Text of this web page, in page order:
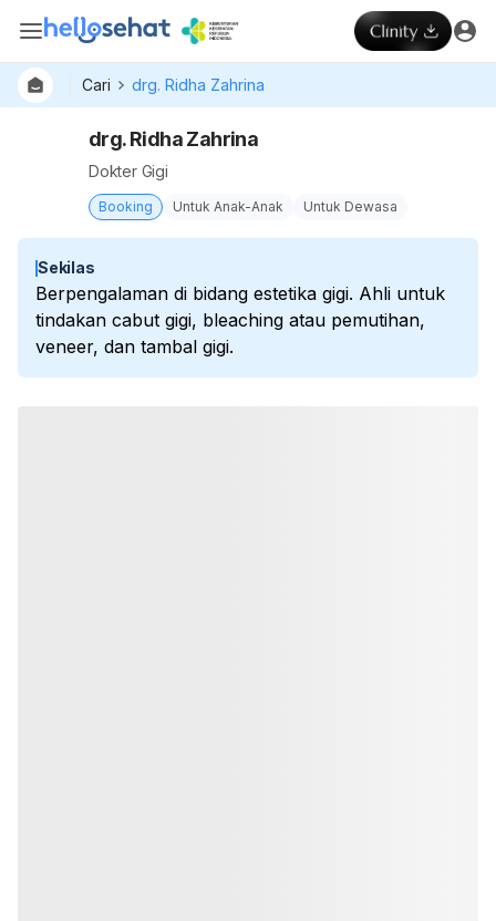
Cari drg. Ridha Zahrina
drg. Ridha Zahrina
Dokter Gigi
Booking Untuk Anak-Anak Untuk Dewasa
Sekilas
Berpengalaman di bidang estetika gigi. Ahli untuk
tindakan cabut gigi, bleaching atau pemutihan,
veneer, dan tambal gigi.